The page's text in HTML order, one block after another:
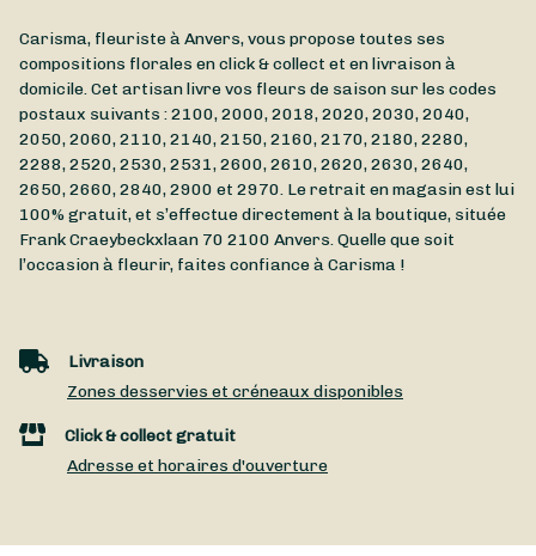
Carisma, fleuriste à Anvers, vous propose toutes ses
compositions florales en click & collect et en livraison à
domicile. Cet artisan livre vos fleurs de saison sur les codes
postaux suivants : 2100, 2000, 2018, 2020, 2030, 2040,
2050, 2060, 2110, 2140, 2150, 2160, 2170, 2180, 2280,
2288, 2520, 2530, 2531, 2600, 2610, 2620, 2630, 2640,
2650, 2660, 2840, 2900 et 2970. Le retrait en magasin est lui
100% gratuit, et s’effectue directement à la boutique, située
Frank Craeybeckxlaan 70 2100 Anvers. Quelle que soit
l’occasion à fleurir, faites confiance à Carisma !
Livraison
Zones desservies et créneaux disponibles
Click & collect gratuit
Adresse et horaires d'ouverture